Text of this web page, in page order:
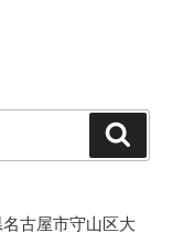
古屋市守山区大